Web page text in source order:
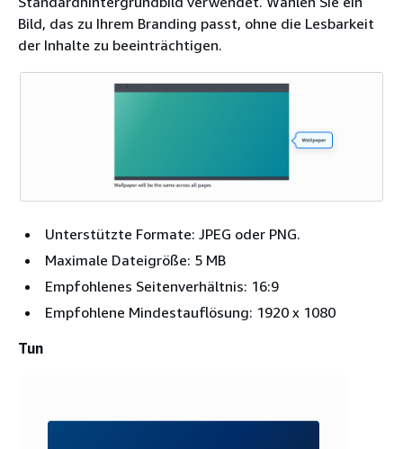
Bild, das zu Ihrem Branding passt, ohne die Lesbarkeit
der Inhalte zu beeinträchtigen.
Unterstützte Formate: JPEG oder PNG.
Maximale Dateigröße: 5 MB
Empfohlenes Seitenverhältnis: 16:9
Empfohlene Mindestauflösung: 1920 x 1080
Tun